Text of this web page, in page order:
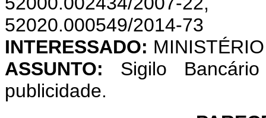
52020.000549/2014-73
INTERESSADO:
ASSUNTO: Sigilo
publicidade.